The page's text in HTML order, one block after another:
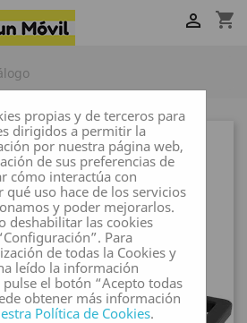
shopping_cart

propias y de terceros para
dirigidos a permitir la
por nuestra página web,
de sus preferencias de
cómo interactúa con
uso hace de los servicios
y poder mejorarlos.
deshabilitar las cookies
Para
de todas la Cookies y
leído la información
el botón “Acepto todas
obtener más información
Política de Cookies.